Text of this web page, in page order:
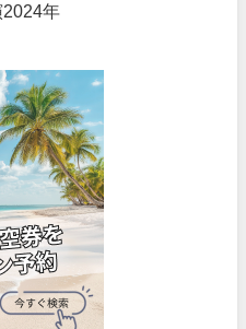
2024年